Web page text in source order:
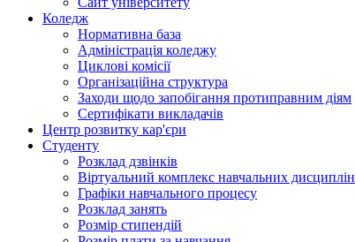
Коледж
Нормативна база
Адміністрація коледжу
Циклові комісії
Організаційна структура
Заходи щодо запобігання протиправним діям
Сертифікати викладачів
Центр розвитку кар'єри
Студенту
Розклад дзвінків
Віртуальний комплекс навчальних дисциплін
Графіки навчального процесу
Розклад занять
Розмір стипендій